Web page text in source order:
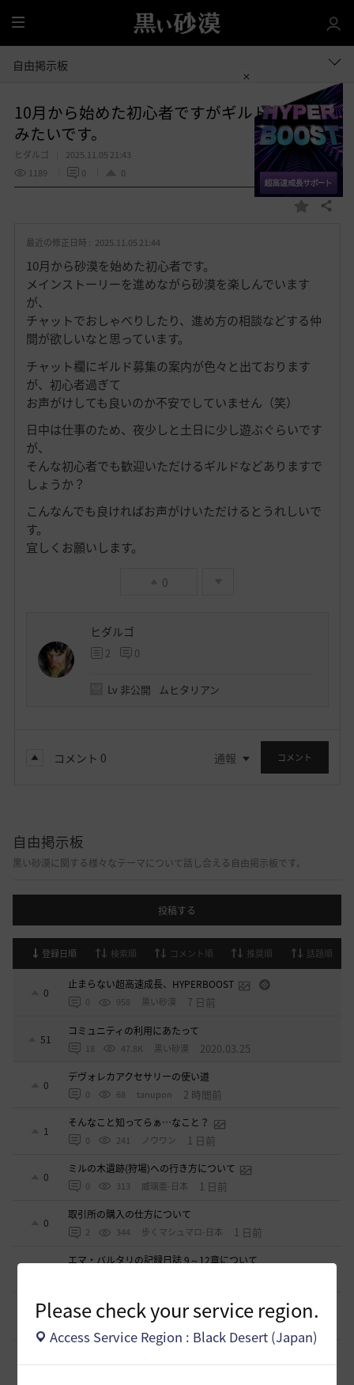
Please check your service region.
Access Service Region : Black Desert (Japan)
全
体
自由掲示板
10月から始めた初心者ですがギルドに入って
みたいです。
ヒダルゴ
2025.11.05 21:43
1189
0 0
お
り
共有する
最近の修正日時 : 2025.11.05 21:44
10月から砂漠を始めた初心者です。
メインストーリーを進めながら砂漠を楽しんでいます
が、
チャットでおしゃべりしたり、進め方の相談などする仲
間が欲しいなと思っています。
チャット欄にギルド募集の案内が色々と出ております
が、初心者過ぎて
お声がけしても良いのか不安でしていません（笑）
日中は仕事のため、夜少しと土日に少し遊ぶぐらいです
が、
そんな初心者でも歓迎いただけるギルドなどありますで
しょうか？
こんなんでも良ければお声がけいただけるとうれしいで
す。
宜しくお願いします。
0
ヒダルゴ
2 0
Lv 非公開 ムヒタリアン
コメント 0 通報 コメント
自由掲示板
黒い砂漠に関する様々なテーマについて話し合える自由掲示板です。
投稿する
登録日順 検索順 コメント順 推奨順 話題順
0
止まらない超高速成長、HYPERBOOST
0 958 黒い砂漠 7 日前
51
コミュニティの利用にあたって
18 47.8K 黒い砂漠 2020.03.25
0
デヴォレカアクセサリーの使い道
0 68 tanupon 2 時間前
1
そんなこと知ってらぁ…なこと？
0 241 ノウワン 1 日前
0
ミルの木遺跡(狩場)への行き方について
0 313 威璃亜-日本 1 日前
0
取引所の購入の仕方について
2 344 歩くマシュマロ-日本 1 日前
エマ・バルタリの記録日誌 9～12章について
0
止まらない超高速成長、HYPERBOOST
黒い砂漠
4
（2026年ギルド名声アプデリンク追記）